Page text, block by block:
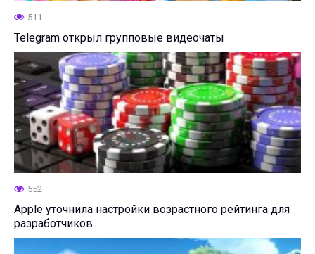
511
Telegram открыл групповые видеочаты
552
Apple уточнила настройки возрастного рейтинга для
разработчиков